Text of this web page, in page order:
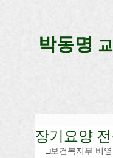
​박동명
장기요양
□보건복지부 비